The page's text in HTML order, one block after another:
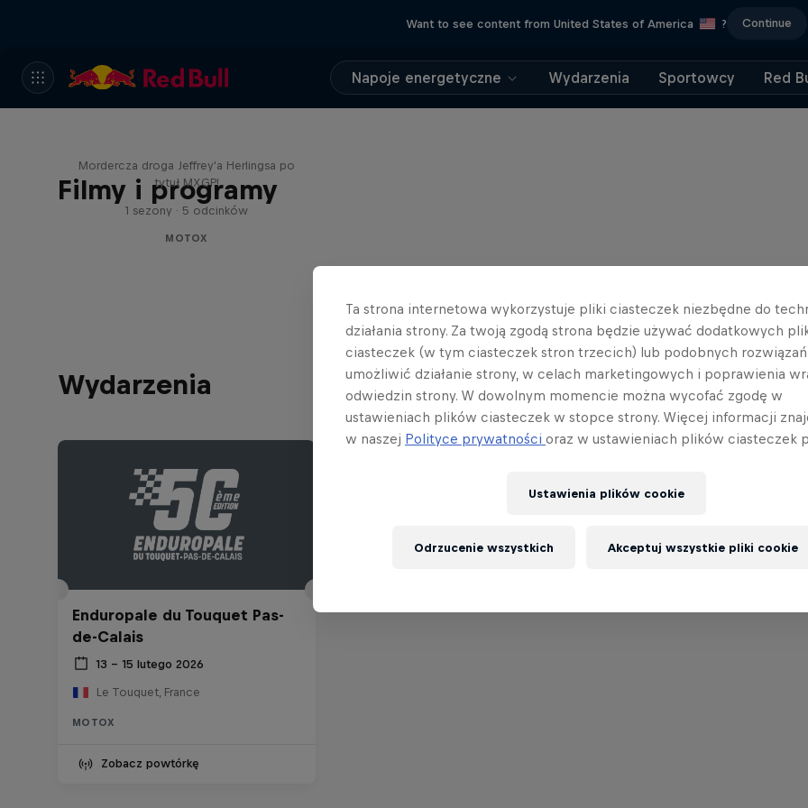
Want to see content from United States of America ? Continue
Napoje energetyczne Wydarzenia Sportowcy Red
Filmy i programy
Mordercza droga Jeffrey'a Herlingsa po
tytuł MXGP!
1 sezony · 5 odcinków
MOTOX
Wydarzenia
Enduropale du Touquet Pas-
de-Calais
13 – 15 lutego 2026
Le Touquet, France
MOTOX
Zobacz powtórkę
Ta strona internetowa wykorzystuje pliki ciasteczek niezbędne do
działania strony. Za twoją zgodą strona będzie używać dodatkowych
ciasteczek (w tym ciasteczek stron trzecich) lub podobnych
umożliwić działanie strony, w celach marketingowych i poprawienia
odwiedzin strony. W dowolnym momencie można wycofać zgodę w
ustawieniach plików ciasteczek w stopce strony. Więcej informacji
w naszej Polityce prywatności oraz w ustawieniach plików ciasteczek
Ustawienia plików cookie
Odrzucenie wszystkich Akceptuj wszystkie pliki cookie